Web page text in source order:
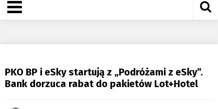
PKO BP i eSky startują z „Podróżami z eSky”.
Bank dorzuca rabat do pakietów Lot+Hotel